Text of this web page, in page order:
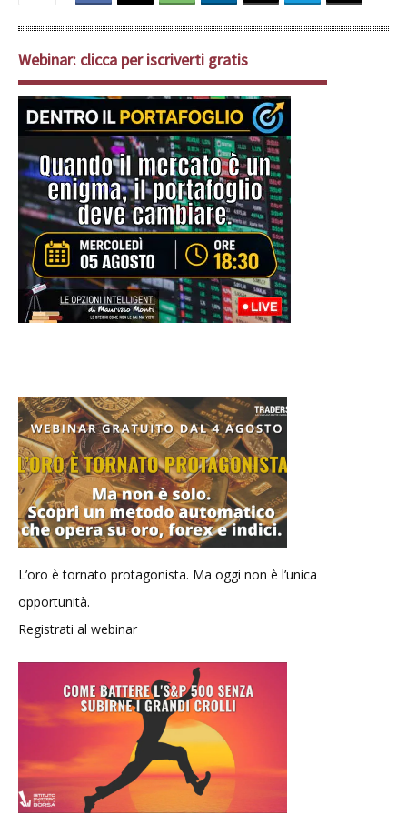
Webinar: clicca per iscriverti gratis
L’oro è tornato protagonista. Ma oggi non è l’unica
opportunità.
Registrati al webinar